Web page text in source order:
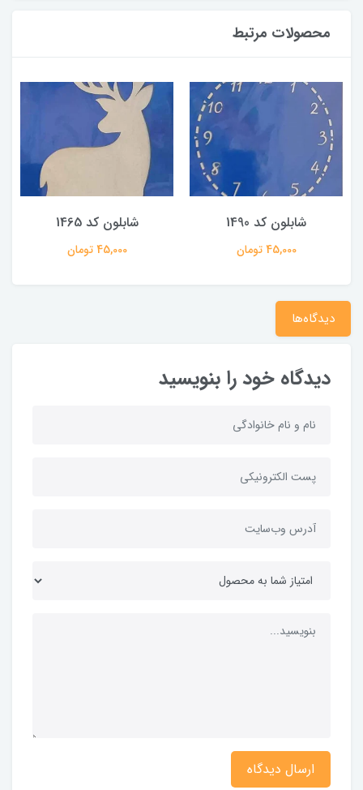
محصولات مرتبط
شابلون کد 1490
45,000 تومان
شابلون کد 1465
45,000 تومان
دیدگاه‌ها
دیدگاه خود را بنویسید
ارسال دیدگاه